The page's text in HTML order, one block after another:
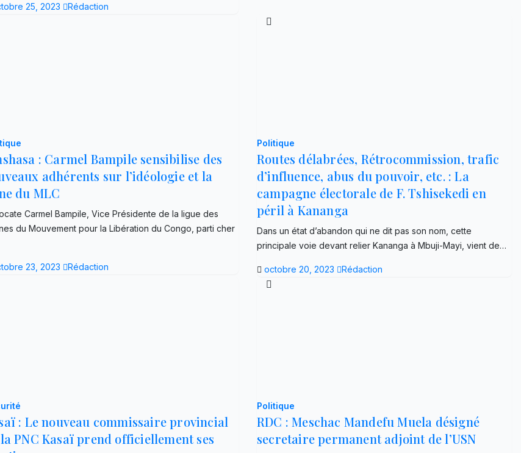
25, 2023 Rédaction
: Carmel Bampile sensibilise des
adhérents sur l’idéologie et la
du MLC
Carmel Bampile, Vice Présidente de la ligue des
du Mouvement pour la Libération du Congo, parti cher
23, 2023 Rédaction
Politique
Routes délabrées, Rétrocommission, trafic
d’influence, abus du pouvoir, etc. : La
campagne électorale de F. Tshisekedi en
péril à Kananga
Dans un état d’abandon qui ne dit pas son nom, cette
principale voie devant relier Kananga à Mbuji-Mayi, vient de…
octobre 20, 2023 Rédaction
: Le nouveau commissaire provincial
PNC Kasaï prend officiellement ses
Politique
RDC : Meschac Mandefu Muela désigné
secretaire permanent adjoint de l’USN